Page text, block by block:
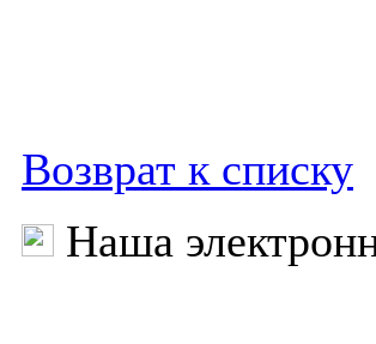
Возврат к списку
Наша